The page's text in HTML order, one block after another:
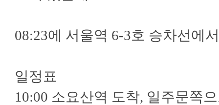
08:23에 서울역 6-3호 승차선에
일정표
10:00 소요산역 도착, 일주문쪽